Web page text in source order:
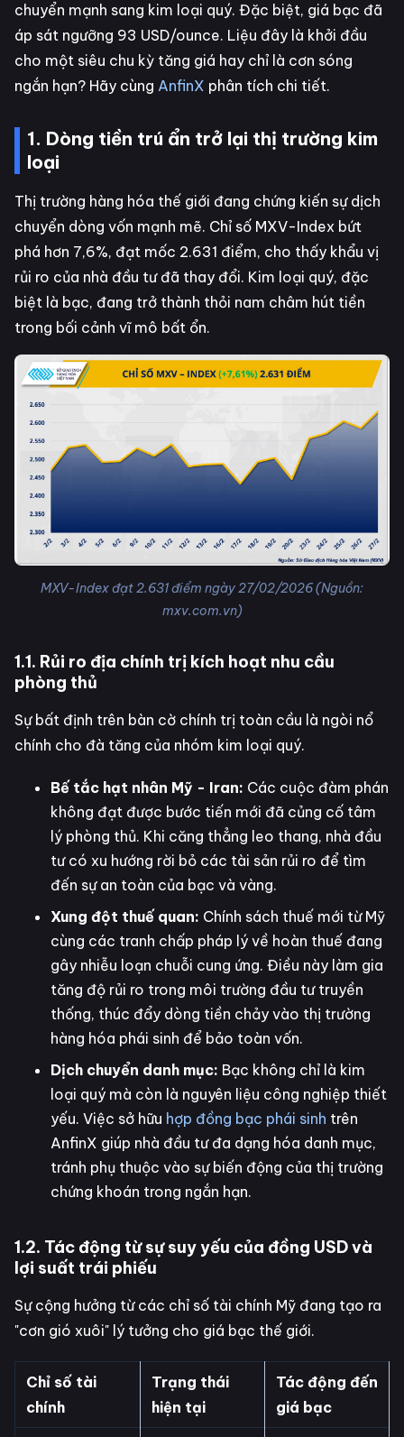
chuyển mạnh sang kim loại quý. Đặc biệt, giá bạc đã
áp sát ngưỡng 93 USD/ounce. Liệu đây là khởi đầu
cho một siêu chu kỳ tăng giá hay chỉ là cơn sóng
ngắn hạn? Hãy cùng AnfinX phân tích chi tiết.
1. Dòng tiền trú ẩn trở lại thị trường kim
loại
Thị trường hàng hóa thế giới đang chứng kiến sự dịch
chuyển dòng vốn mạnh mẽ. Chỉ số MXV-Index bứt
phá hơn 7,6%, đạt mốc 2.631 điểm, cho thấy khẩu vị
rủi ro của nhà đầu tư đã thay đổi. Kim loại quý, đặc
biệt là bạc, đang trở thành thỏi nam châm hút tiền
trong bối cảnh vĩ mô bất ổn.
MXV-Index đạt 2.631 điểm ngày 27/02/2026 (Nguồn:
mxv.com.vn)
1.1. Rủi ro địa chính trị kích hoạt nhu cầu
phòng thủ
Sự bất định trên bàn cờ chính trị toàn cầu là ngòi nổ
chính cho đà tăng của nhóm kim loại quý.
Bế tắc hạt nhân Mỹ - Iran: Các cuộc đàm phán
không đạt được bước tiến mới đã củng cố tâm
lý phòng thủ. Khi căng thẳng leo thang, nhà đầu
tư có xu hướng rời bỏ các tài sản rủi ro để tìm
đến sự an toàn của bạc và vàng.
Xung đột thuế quan: Chính sách thuế mới từ Mỹ
cùng các tranh chấp pháp lý về hoàn thuế đang
gây nhiễu loạn chuỗi cung ứng. Điều này làm gia
tăng độ rủi ro trong môi trường đầu tư truyền
thống, thúc đẩy dòng tiền chảy vào thị trường
hàng hóa phái sinh để bảo toàn vốn.
Dịch chuyển danh mục: Bạc không chỉ là kim
loại quý mà còn là nguyên liệu công nghiệp thiết
yếu. Việc sở hữu hợp đồng bạc phái sinh trên
AnfinX giúp nhà đầu tư đa dạng hóa danh mục,
tránh phụ thuộc vào sự biến động của thị trường
chứng khoán trong ngắn hạn.
1.2. Tác động từ sự suy yếu của đồng USD và
lợi suất trái phiếu
Sự cộng hưởng từ các chỉ số tài chính Mỹ đang tạo ra
"cơn gió xuôi" lý tưởng cho giá bạc thế giới.
Chỉ số tài
chính
Trạng thái
hiện tại
Tác động đến
giá bạc